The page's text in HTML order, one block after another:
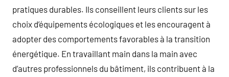
pratiques durables. Ils conseillent leurs clients sur les
choix d’équipements écologiques et les encouragent à
adopter des comportements favorables à la transition
énergétique. En travaillant main dans la main avec
d’autres professionnels du bâtiment, ils contribuent à la